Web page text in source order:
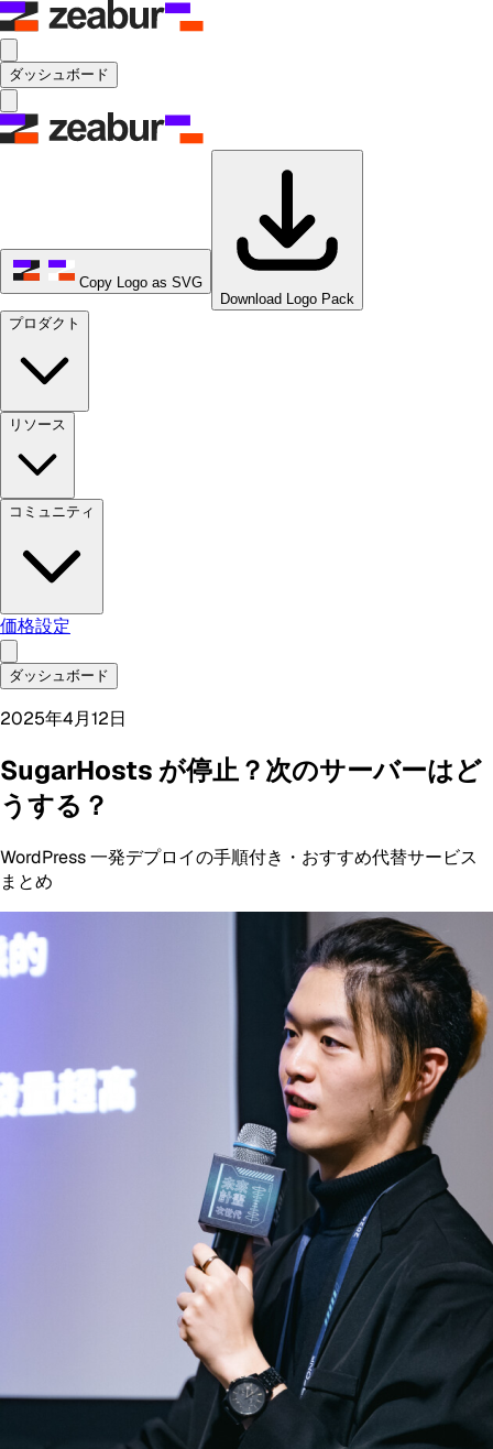
ダッシュボード
Copy Logo as SVG
Download Logo Pack
プロダクト
リソース
コミュニティ
価格設定
ダッシュボード
2025年4月12日
SugarHosts が停止？次のサーバーはど
うする？
WordPress 一発デプロイの手順付き・おすすめ代替サービス
まとめ